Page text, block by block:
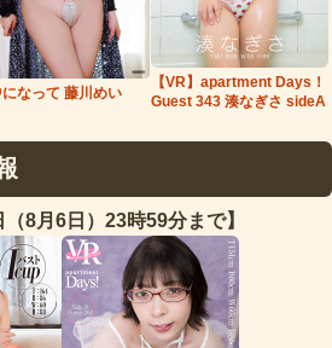
なって 藤川めい
【VR】apartment Days！
Guest 343 湊なぎさ sideA
8月6日）23時59分まで】